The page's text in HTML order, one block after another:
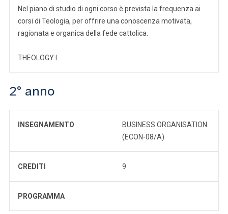
Nel piano di studio di ogni corso è prevista la frequenza ai
corsi di Teologia, per offrire una conoscenza motivata,
ragionata e organica della fede cattolica.
THEOLOGY I
2° anno
INSEGNAMENTO
BUSINESS ORGANISATION
(ECON-08/A)
CREDITI 9
PROGRAMMA